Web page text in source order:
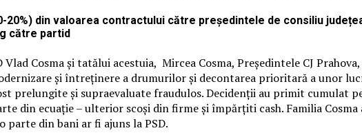
din valoarea contractului către președintele de consiliu
către partid
Cosma și tatălui acestuia, Mircea Cosma, Președintele CJ
și întreținere a drumurilor și decontarea prioritară a unor
prelungite și supraevaluate fraudulos. Decidenții au primit cumulat
din ecuație – ulterior scoși din firme și împărțiti cash. Familia
parte din bani ar fi ajuns la PSD.